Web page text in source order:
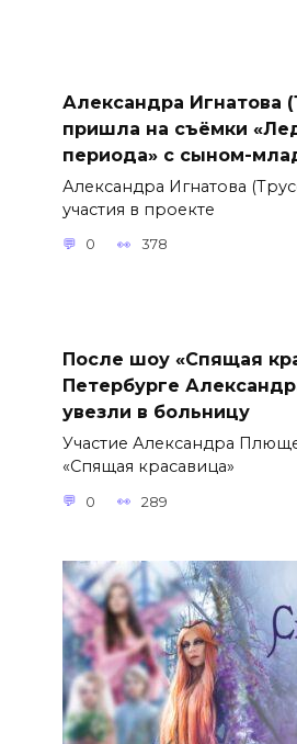
Александра Игнатова
пришла на съёмки
периода» с сыном-
Александра Игнатова
участия в проекте
0 378
После шоу «Спящая
Петербурге
увезли в больницу
Участие Александра
«Спящая красавица»
0 289